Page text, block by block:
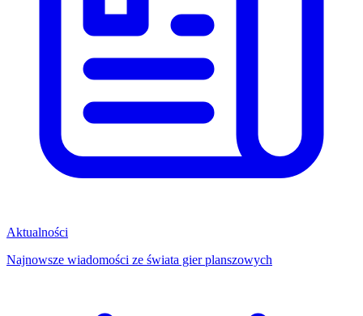
Aktualności
Najnowsze wiadomości ze świata gier planszowych